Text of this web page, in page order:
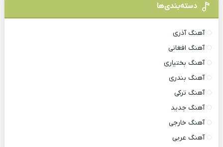
دسته‌بندی‌ها
آهنگ آذری
آهنگ افغانی
آهنگ بختیاری
آهنگ بندری
آهنگ ترکی
آهنگ جدید
آهنگ خارجی
آهنگ عربی